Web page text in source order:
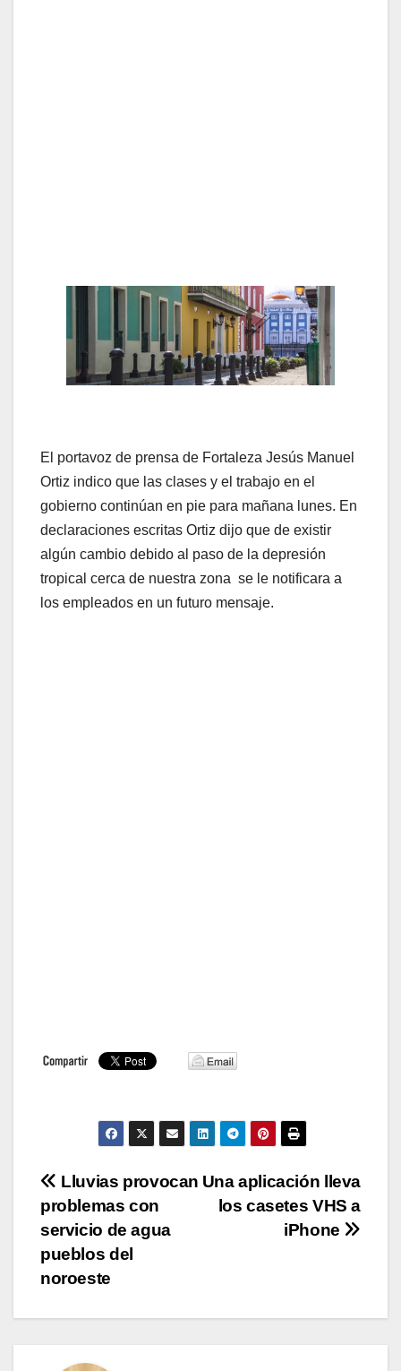
El portavoz de prensa de Fortaleza Jesús Manuel
Ortiz indico que las clases y el trabajo en el
gobierno continúan en pie para mañana lunes. En
declaraciones escritas Ortiz dijo que de existir
algún cambio debido al paso de la depresión
tropical cerca de nuestra zona se le notificara a
los empleados en un futuro mensaje.
Navegación
de
entradas
Una aplicación lleva
los casetes VHS a
iPhone
Lluvias provocan
problemas con
servicio de agua
pueblos del
noroeste